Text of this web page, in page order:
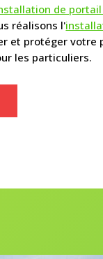
de
réalisons l'
et protéger votre
les particuliers.